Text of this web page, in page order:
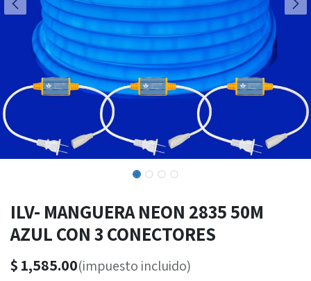
ILV- MANGUERA NEON 2835 50M
AZUL CON 3 CONECTORES
$ 1,585.00(impuesto incluido)